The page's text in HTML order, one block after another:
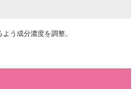
う成分濃度を調整。